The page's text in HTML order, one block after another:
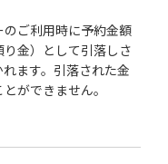
ご利用時に予約金額
金）として引落しさ
ます。引落された金
ができません。